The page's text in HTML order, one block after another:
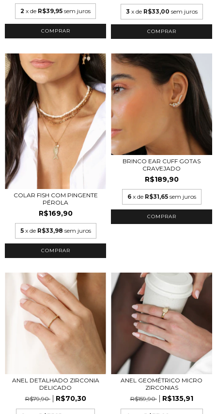
2 x de R$39,95 sem juros
COMPRAR
3 x de R$33,00 sem juros
COMPRAR
COLAR FISH COM PINGENTE
PÉROLA
R$169,90
5 x de R$33,98 sem juros
BRINCO EAR CUFF GOTAS
CRAVEJADO
R$189,90
6 x de R$31,65 sem juros
COMPRAR
ANEL DETALHADO ZIRCONIA
DELICADO
R$79,90
R$70,30
ANEL GEOMÉTRICO MICRO
ZIRCONIAS
R$159,90
R$135,91